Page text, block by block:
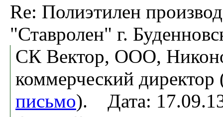
Re: Полиэтилен
"Ставролен" г.
СК Вектор, ООО,
коммерческий директор
письмо). Дата: